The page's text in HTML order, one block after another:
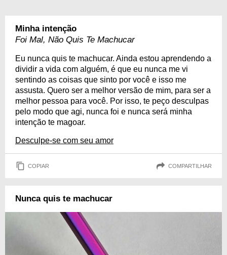
Minha intenção
Foi Mal, Não Quis Te Machucar
Eu nunca quis te machucar. Ainda estou aprendendo a
dividir a vida com alguém, é que eu nunca me vi
sentindo as coisas que sinto por você e isso me
assusta. Quero ser a melhor versão de mim, para ser a
melhor pessoa para você. Por isso, te peço desculpas
pelo modo que agi, nunca foi e nunca será minha
intenção te magoar.
Desculpe-se com seu amor
COPIAR COMPARTILHAR
Nunca quis te machucar